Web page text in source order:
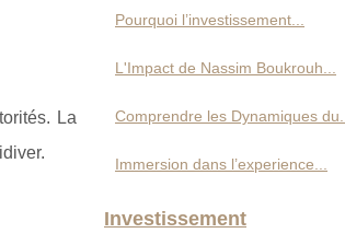
La
Pourquoi l’investissement...
L'Impact de Nassim Boukrouh...
Comprendre les Dynamiques du...
Immersion dans l’experience...
Investissement